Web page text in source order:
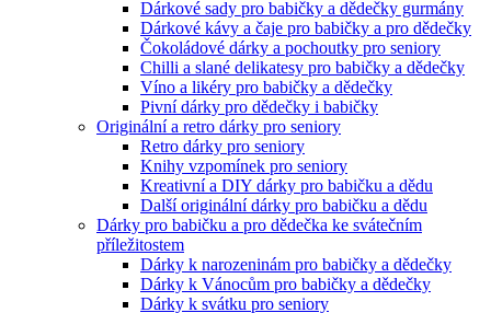
Dárkové sady pro babičky a dědečky gurmány
Dárkové kávy a čaje pro babičky a pro dědečky
Čokoládové dárky a pochoutky pro seniory
Chilli a slané delikatesy pro babičky a dědečky
Víno a likéry pro babičky a dědečky
Pivní dárky pro dědečky i babičky
Originální a retro dárky pro seniory
Retro dárky pro seniory
Knihy vzpomínek pro seniory
Kreativní a DIY dárky pro babičku a dědu
Další originální dárky pro babičku a dědu
Dárky pro babičku a pro dědečka ke svátečním
příležitostem
Dárky k narozeninám pro babičky a dědečky
Dárky k Vánocům pro babičky a dědečky
Dárky k svátku pro seniory